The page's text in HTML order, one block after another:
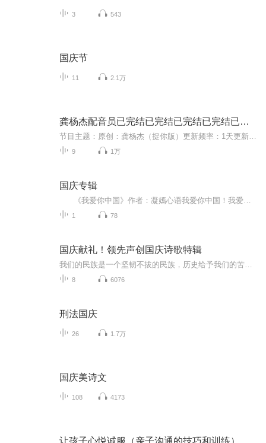
3 543
国庆节
11 2.1万
龚杨杰配音员已完结已完结已完结已完结已完结已完结
9 1万
国庆专辑
1 78
国庆献礼！领先声创国庆诗歌特辑
8 6076
刑法国庆
26 1.7万
国庆美诗文
108 4173
让孩子心悦诚服（亲子沟通的技巧和训练）杨杰著